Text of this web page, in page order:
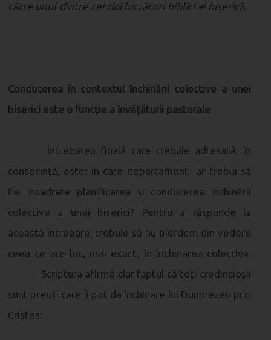
către unul dintre cei doi lucrători biblici ai bisericii.
Conducerea în contextul închinării colective a unei
biserici este o funcție a învățăturii pastorale
Întrebarea finală care trebuie adresată, în
consecință, este: în care departament ar trebui să
fie încadrate planificarea și conducerea închinării
colective a unei biserici? Pentru a răspunde la
această întrebare, trebuie să nu pierdem din vedere
ceea ce are loc, mai exact, în închinarea colectivă.
Scriptura afirmă clar faptul că toți credincioșii
sunt preoți care Îi pot da închinare lui Dumnezeu prin
Cristos: